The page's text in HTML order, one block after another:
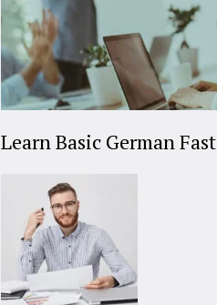
Learn Basic German Fast